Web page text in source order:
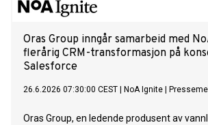
Oras Group inngår samarbeid med
flerårig CRM-transformasjon på
Salesforce
26.6.2026 07:30:00 CEST NoA Ignite
Oras Group, en ledende produsent av